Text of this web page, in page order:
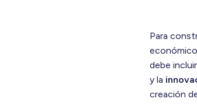
Para
debe
y la
creación